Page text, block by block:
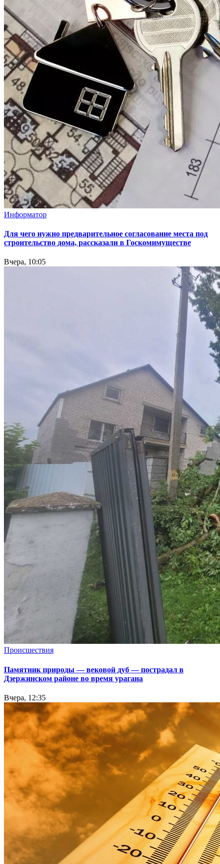
Информатор
Для чего нужно предварительное согласование места под
строительство дома, рассказали в Госкомимуществе
Вчера, 10:05
Происшествия
Памятник природы — вековой дуб — пострадал в
Дзержинском районе во время урагана
Вчера, 12:35